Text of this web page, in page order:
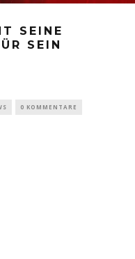
SEINE
SEIN
0 KOMMENTARE